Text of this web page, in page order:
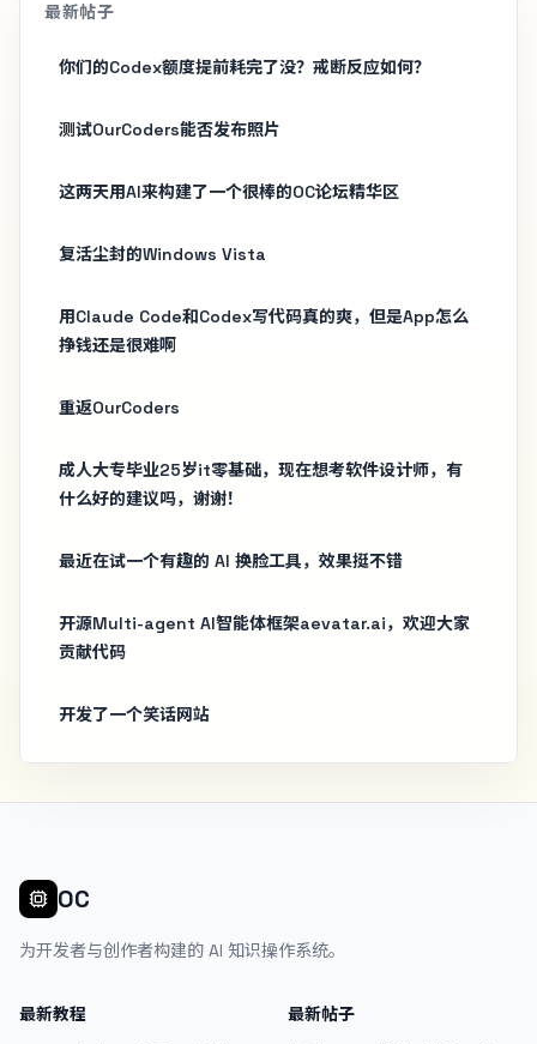
最新帖子
你们的Codex额度提前耗完了没？戒断反应如何？
测试OurCoders能否发布照片
这两天用AI来构建了一个很棒的OC论坛精华区
复活尘封的Windows Vista
用Claude Code和Codex写代码真的爽，但是App怎么
挣钱还是很难啊
重返OurCoders
成人大专毕业25岁it零基础，现在想考软件设计师，有
什么好的建议吗，谢谢！
最近在试一个有趣的 AI 换脸工具，效果挺不错
开源Multi-agent AI智能体框架aevatar.ai，欢迎大家
贡献代码
开发了一个笑话网站
OC
为开发者与创作者构建的 AI 知识操作系统。
最新教程 最新帖子